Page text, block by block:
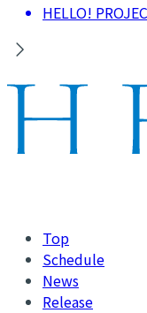
HELLO!
Top
Schedule
News
Release